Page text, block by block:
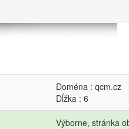
Doména : qcm.cz
Dĺžka : 6
Výborne, stránka